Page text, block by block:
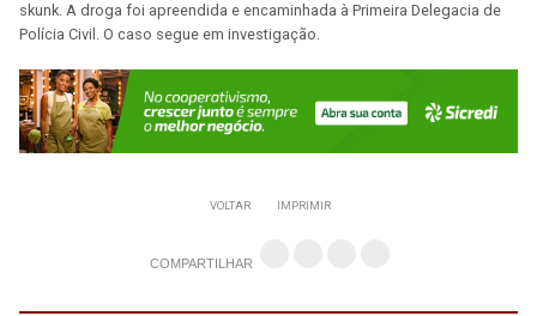
skunk. A droga foi apreendida e encaminhada à Primeira Delegacia de
Polícia Civil. O caso segue em investigação.
VOLTAR IMPRIMIR
COMPARTILHAR